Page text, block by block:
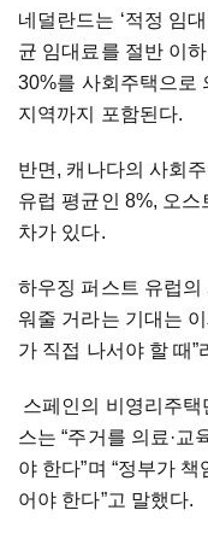
네덜란드는 ‘적정 임
균 임대료를 절반 이
30%를 사회주택으로
지역까지
포함된다.
반면 , 캐나다의 사회
유럽 평균인 8%, 오스
차가 있다.
하우징 퍼스트 유럽의
워줄 거라는 기대는 이
가 직접 나서야 할 때”
스페인의 비영리주택
스는 “주거를 의료·교
야 한다”며 “정부가 책
어야 한다”고 말했다.